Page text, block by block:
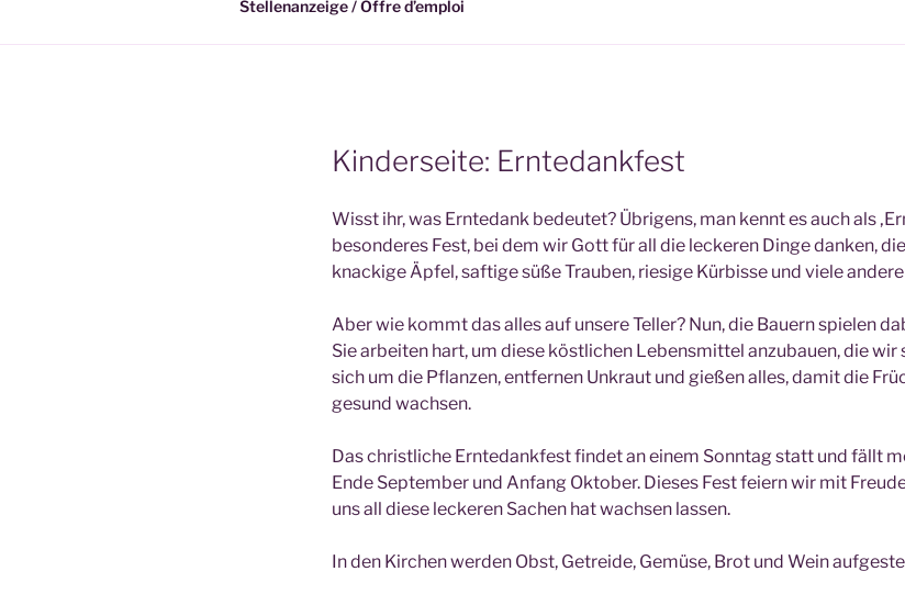
Stellenanzeige / Offre d’emploi
Kinderseite: Erntedankfest
Wisst ihr, was Erntedank bedeutet? Übrigens, man kennt es auch als
besonderes Fest, bei dem wir Gott für all die leckeren Dinge danken,
knackige Äpfel, saftige süße Trauben, riesige Kürbisse und viele
Aber wie kommt das alles auf unsere Teller? Nun, die Bauern spielen
Sie arbeiten hart, um diese köstlichen Lebensmittel anzubauen, die wir
sich um die Pflanzen, entfernen Unkraut und gießen alles, damit die
gesund wachsen.
Das christliche Erntedankfest findet an einem Sonntag statt und fällt
Ende September und Anfang Oktober. Dieses Fest feiern wir mit
uns all diese leckeren Sachen hat wachsen lassen.
In den Kirchen werden Obst, Getreide, Gemüse, Brot und Wein